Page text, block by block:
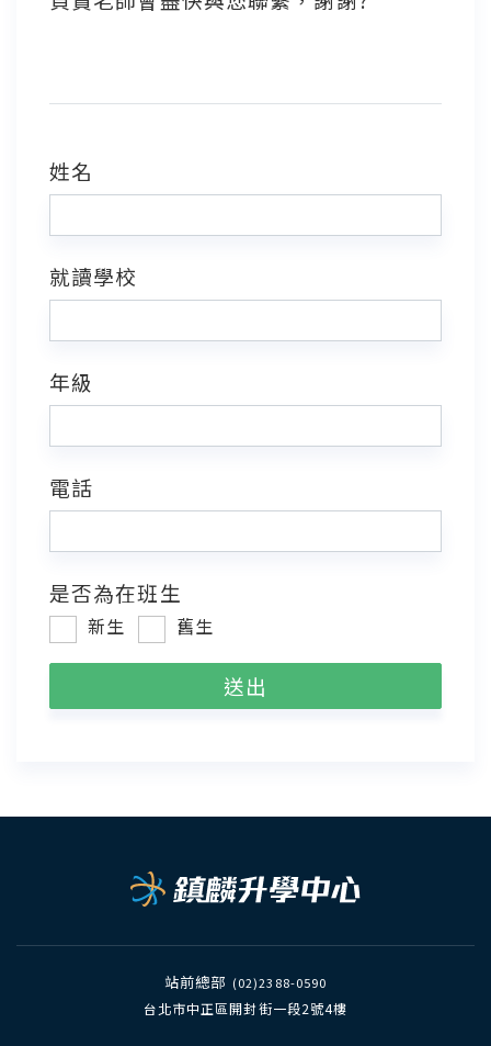
姓名
就讀學校
年級
電話
是否為在班生
新生 舊生
站前總部 (02)2388-0590
台北市中正區開封街一段2號4樓